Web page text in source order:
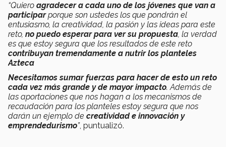
“Quiero agradecer a cada uno de los jóvenes que van a
participarporque son ustedes los que pondrán el
entusiasmo, la creatividad, la pasión y las ideas para este
reto, no puedo esperar para ver su propuesta, la verdad
es que estoy segura que los resultados de este reto
contribuyan tremendamente a nutrir los planteles
Azteca
Necesitamos sumar fuerzas para hacer de esto un reto
cada vez más grande y de mayor impacto. Además de
las aportaciones que nos hagan a los mecanismos de
recaudación para los planteles estoy segura que nos
darán un ejemplo de creatividad e innovación y
emprendedurismo”, puntualizó.